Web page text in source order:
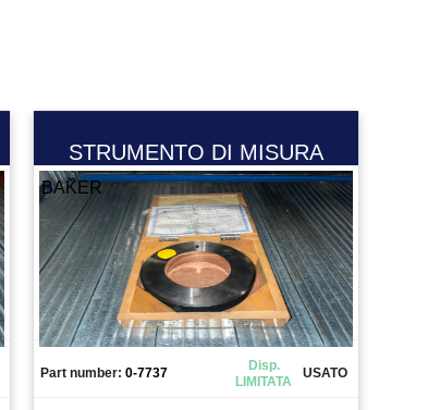
STRUMENTO DI MISURA
BAKER
Part number: 0-7737
Disp.
LIMITATA
USATO